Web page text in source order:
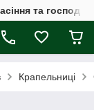
та
Крапельниці